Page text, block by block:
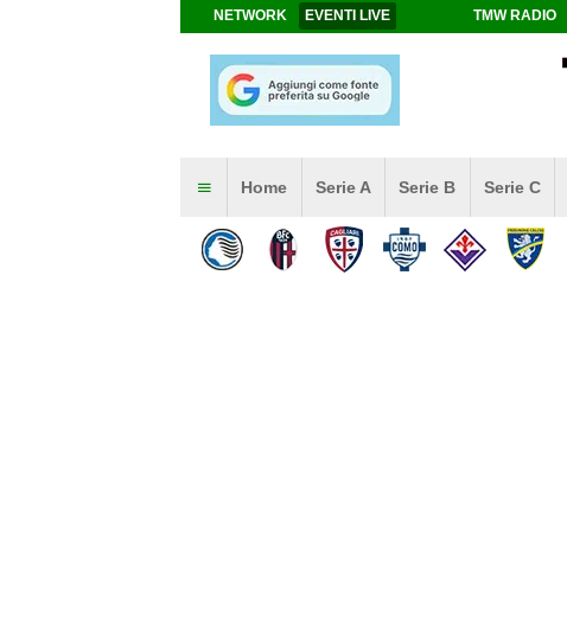
NETWORK EVENTI LIVE TMW RADIO
Home Serie A Serie B Serie C